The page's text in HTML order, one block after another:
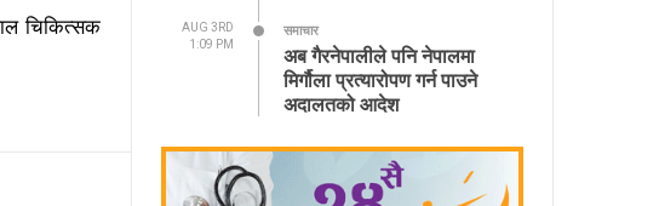
चिकित्सक
AUG 3RD
1:09 PM
समाचार
अब गैरनेपालीले पनि नेपालमा
मिर्गौला प्रत्यारोपण गर्न पाउने
अदालतको आदेश